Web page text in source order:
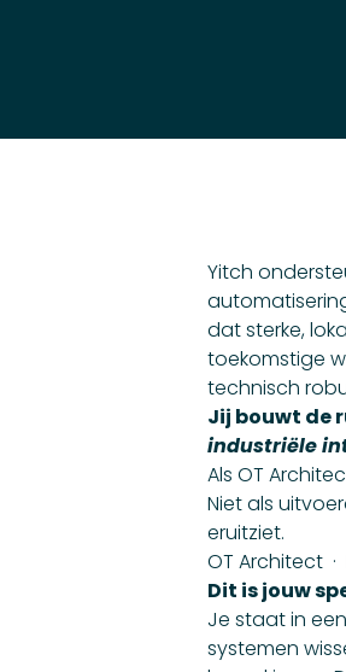
Yitch
dat sterke,
toekomstige
technisch
Jij bouwt de
industriële
Als OT
Niet als
eruitziet.
OT Architect ·
Dit is jouw
Je staat in
systemen